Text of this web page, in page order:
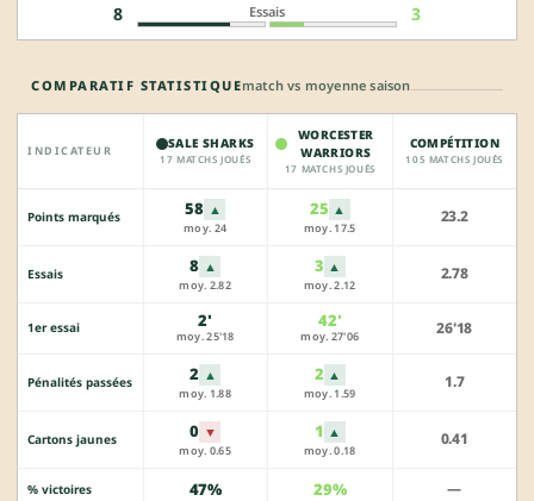
8 Essais 3
COMPARATIF STATISTIQUEmatch vs moyenne saison
INDICATEUR SALE SHARKS
17 MATCHS JOUÉS
WORCESTER
WARRIORS
17 MATCHS JOUÉS
COMPÉTITION
105 MATCHS JOUÉS
Points marqués 58 ▲
moy. 24
25 ▲
moy. 17.5
23.2
Essais 8 ▲
moy. 2.82
3 ▲
moy. 2.12
2.78
1er essai 2'
moy. 25'18
42'
moy. 27'06 26'18
Pénalités passées 2 ▲
moy. 1.88
2 ▲
moy. 1.59
1.7
Cartons jaunes 0 ▼
moy. 0.65
1 ▲
moy. 0.18
0.41
% victoires 47% 29% —